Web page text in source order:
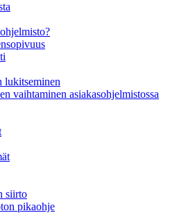
lukitseminen
vaihtaminen asiakasohjelmistossa
siirto
pikaohje